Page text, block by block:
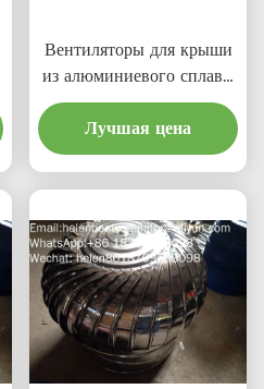
Вентиляторы для крыши
из алюминиевого сплава,
не работающие на
электричестве
Лучшая цена